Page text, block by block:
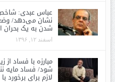
عباس عبدی:
نشان می‌دهد/
شدن به یک بحران
اسفند ۱۲, ۱۳۹۶
مبارزه با فساد
شود/ فساد مایه
لازم برای برخورد